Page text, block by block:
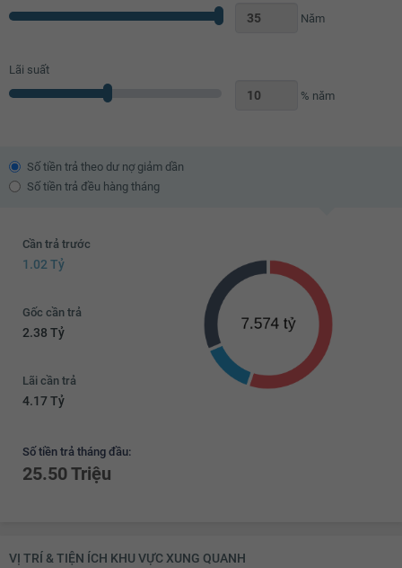
Năm
Lãi suất
% năm
Số tiền trả theo dư nợ giảm dần
Số tiền trả đều hàng tháng
Cần trả trước
1.02 Tỷ
Gốc cần trả
2.38 Tỷ
Lãi cần trả
4.17 Tỷ
Số tiền trả tháng đầu:
25.50 Triệu
VỊ TRÍ & TIỆN ÍCH KHU VỰC XUNG QUANH